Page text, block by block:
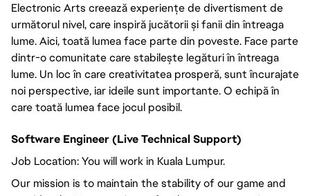
Electronic Arts creează experiențe de divertisment de
următorul nivel, care inspiră jucătorii și fanii din întreaga
lume. Aici, toată lumea face parte din poveste. Face parte
dintr-o comunitate care stabilește legături în întreaga
lume. Un loc în care creativitatea prosperă, sunt încurajate
noi perspective, iar ideile sunt importante. O echipă în
care toată lumea face jocul posibil.
Software Engineer (Live Technical Support)
Job Location: You will work in Kuala Lumpur.
Our mission is to maintain the stability of our game and